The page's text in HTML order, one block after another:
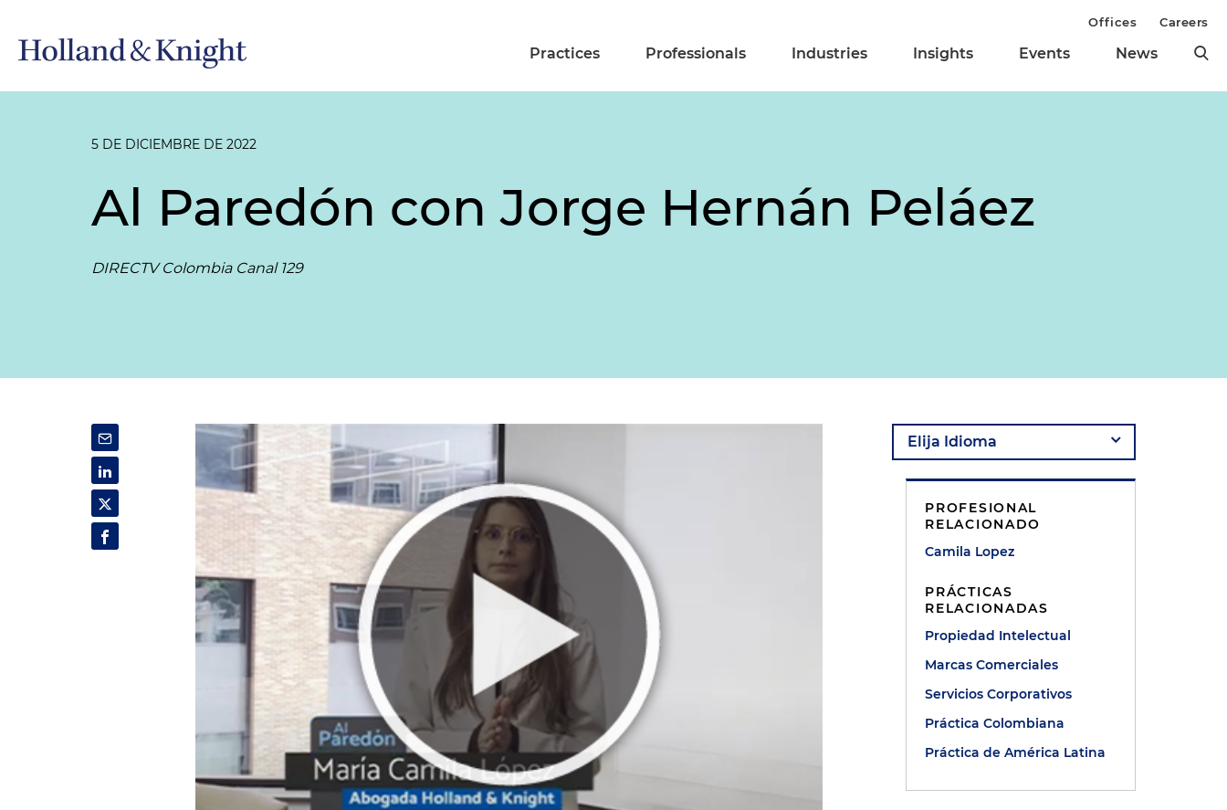
Practices Professionals Industries Insights Events News
Offices Careers
5 DE DICIEMBRE DE 2022
Al Paredón con Jorge Hernán Peláez
DIRECTV Colombia Canal 129
PROFESIONAL
RELACIONADO
Camila Lopez
PRÁCTICAS
RELACIONADAS
Propiedad Intelectual
Marcas Comerciales
Servicios Corporativos
Práctica Colombiana
Práctica de América Latina